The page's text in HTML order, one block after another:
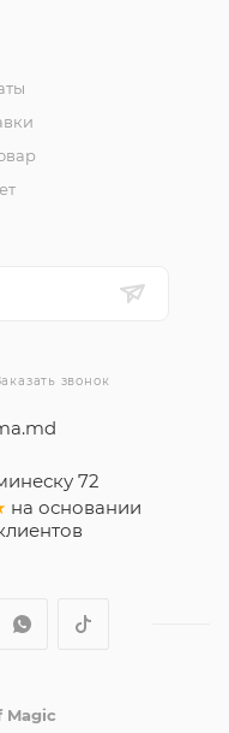
звонок
72
на основании
Magic